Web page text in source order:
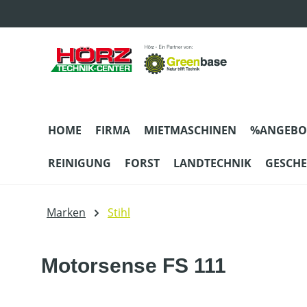
HOME FIRMA MIETMASCHINEN
REINIGUNG FORST LANDTECHNIK
Marken Stihl
Motorsense FS 111